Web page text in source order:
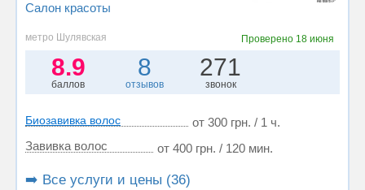
Салон красоты
метро Шулявская Проверено 18 июня
8.9
баллов
8
отзывов
271
звонок
Биозавивка волос
от 300 грн. / 1 ч.
Завивка волос
от 400 грн. / 120 мин.
➡️ Все услуги и цены (36)